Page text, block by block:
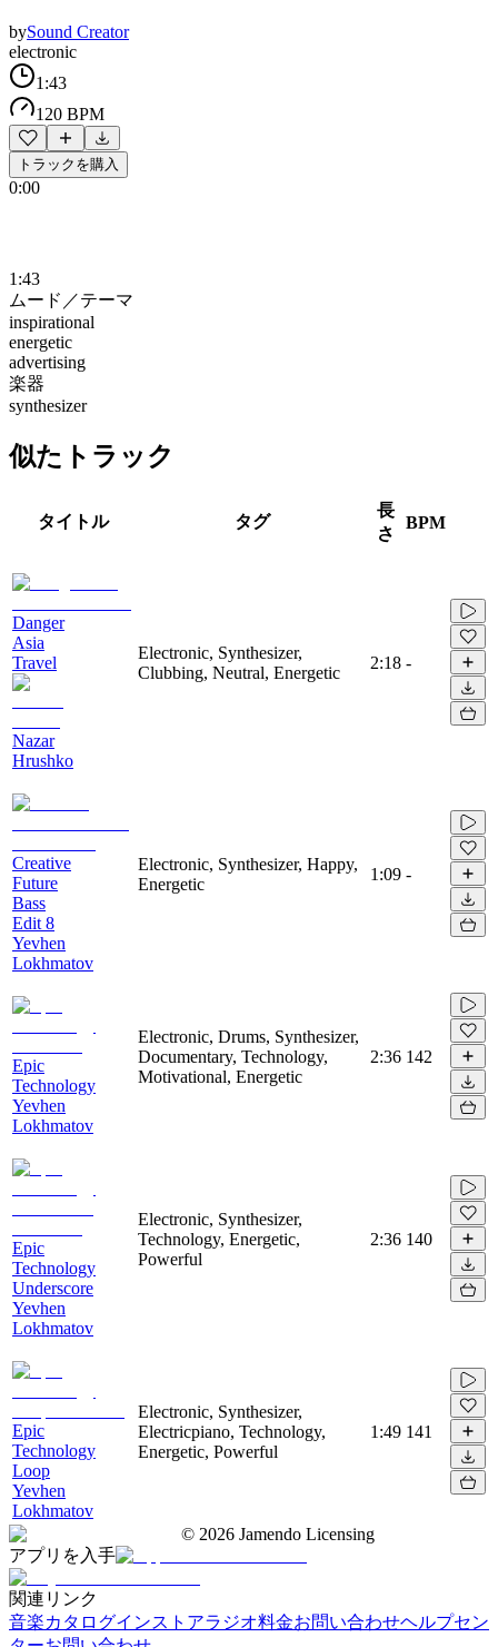
bySound Creator
electronic
1:43
120 BPM
トラックを購入
0:00
1:43
ムード／テーマ
inspirational
energetic
advertising
楽器
synthesizer
似たトラック
タイトル タグ
長
さ
BPM
Danger
Asia
Travel
Nazar
Hrushko
Electronic, Synthesizer,
Clubbing, Neutral, Energetic
2:18 -
Creative
Future
Bass
Edit 8
Yevhen
Lokhmatov
Electronic, Synthesizer, Happy,
Energetic
1:09 -
Epic
Technology
Yevhen
Lokhmatov
Electronic, Drums, Synthesizer,
Documentary, Technology,
Motivational, Energetic
2:36 142
Epic
Technology
Underscore
Yevhen
Lokhmatov
Electronic, Synthesizer,
Technology, Energetic,
Powerful
2:36 140
Epic
Technology
Loop
Yevhen
Lokhmatov
Electronic, Synthesizer,
Electricpiano, Technology,
Energetic, Powerful
1:49 141
© 2026 Jamendo Licensing
アプリを入手
関連リンク
音楽カタログインストアラジオ料金お問い合わせヘルプセン